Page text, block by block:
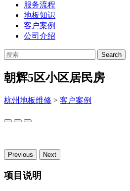
服务流程
地板知识
客户案例
公司介绍
Search
朝辉5区小区居民房
杭州地板维修 > 客户案例
Previous Next
项目说明